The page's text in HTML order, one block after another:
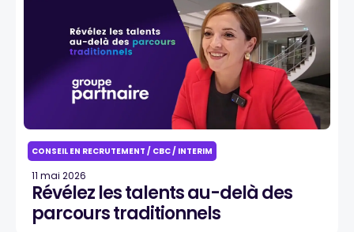
CONSEIL EN RECRUTEMENT / CBC / INTERIM
11 mai 2026
Révélez les talents au-delà des
parcours traditionnels